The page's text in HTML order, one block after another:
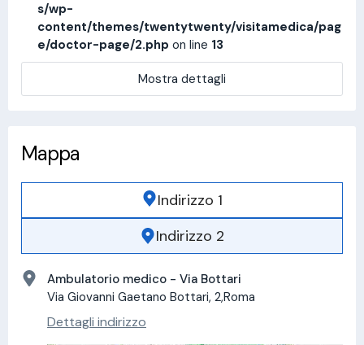
s/wp-
content/themes/twentytwenty/visitamedica/pag
e/doctor-page/2.php on line 13
Mostra dettagli
Mappa
Indirizzo 1
Indirizzo 2
Ambulatorio medico - Via Bottari
Via Giovanni Gaetano Bottari, 2,Roma
Dettagli indirizzo